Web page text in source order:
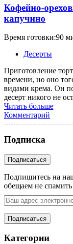
Кофейно-
капучино
Время готовки:90
Десерты
Приготовление
времени, но оно
видами крема. Он
десерт никого не
Читать больше
Комментарий
Подписка
Подпишитесь на
обещаем не спамить
Категории